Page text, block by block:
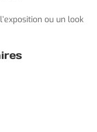
ou un look